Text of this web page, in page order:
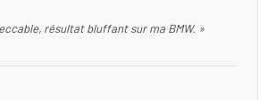
résultat bluffant sur ma BMW. »